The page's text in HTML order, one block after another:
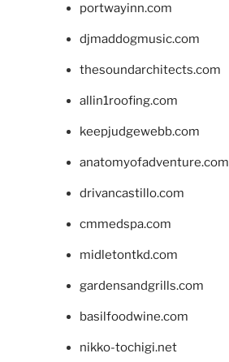
portwayinn.com
djmaddogmusic.com
thesoundarchitects.com
allin1roofing.com
keepjudgewebb.com
anatomyofadventure.com
drivancastillo.com
cmmedspa.com
midletontkd.com
gardensandgrills.com
basilfoodwine.com
nikko-tochigi.net